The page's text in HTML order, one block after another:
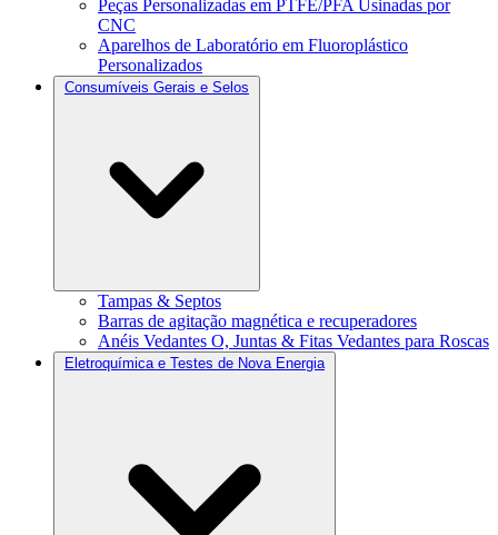
Peças Personalizadas em PTFE/PFA Usinadas por
CNC
Aparelhos de Laboratório em Fluoroplástico
Personalizados
Consumíveis Gerais e Selos
Tampas & Septos
Barras de agitação magnética e recuperadores
Anéis Vedantes O, Juntas & Fitas Vedantes para Roscas
Eletroquímica e Testes de Nova Energia